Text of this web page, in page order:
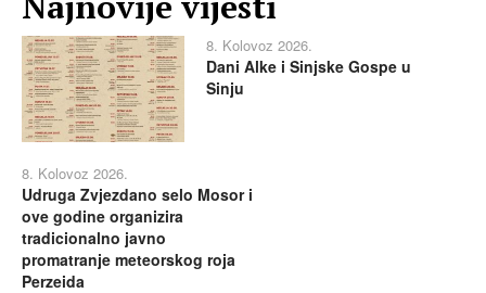
8. Kolovoz 2026.
Dani Alke i Sinjske Gospe u
Sinju
8. Kolovoz 2026.
Udruga Zvjezdano selo Mosor i
ove godine organizira
tradicionalno javno
promatranje meteorskog roja
Perzeida